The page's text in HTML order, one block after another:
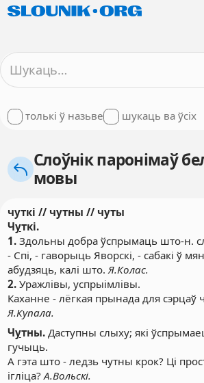
толькі ў назьве шукаць ва ўсіх
Слоўнік паронімаў
мовы
чуткі // чутны // чуты
Чуткі.
1.Здольны добра ўспрымаць што-н.
- Спі, - гаворыць Яворскі, - сабакі ў
абудзяць, калі што.Я.Колас.
2.Уражлівы, успрыімлівы.
Каханне - лёгкая прынада для сэрцаў
Я.Купала.
Чутны.Даступны слыху; які
гучыць.
А гэта што - ледзь чутны крок? Ці
ігліца? А.Вольскі.